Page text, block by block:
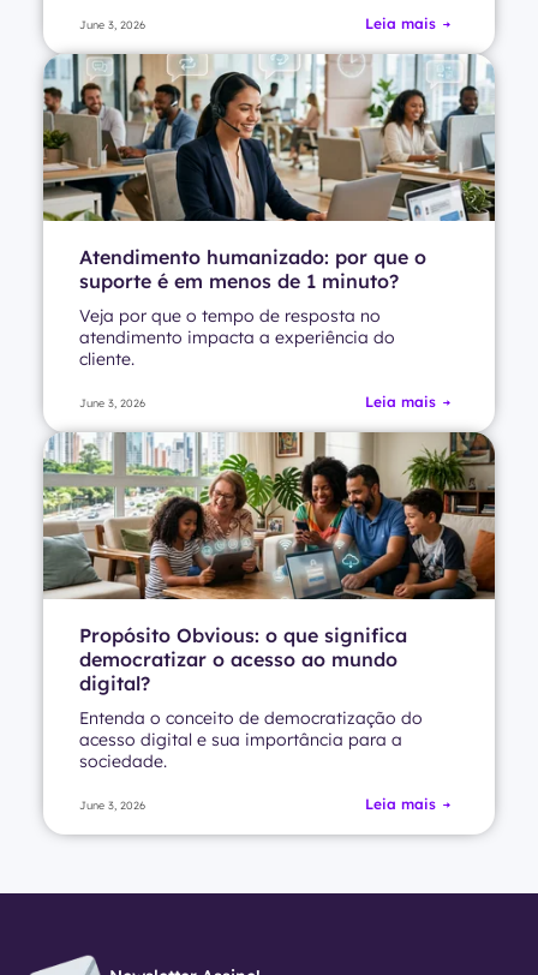
June 3, 2026 Leia mais
Atendimento humanizado: por que o
suporte é em menos de 1 minuto?
Veja por que o tempo de resposta no
atendimento impacta a experiência do
cliente.
June 3, 2026 Leia mais
Propósito Obvious: o que significa
democratizar o acesso ao mundo
digital?
Entenda o conceito de democratização do
acesso digital e sua importância para a
sociedade.
June 3, 2026 Leia mais